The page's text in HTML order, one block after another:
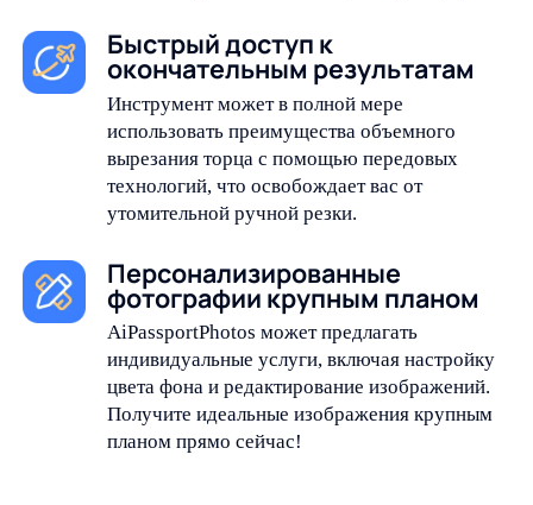
Быстрый доступ к
окончательным результатам
Инструмент может в полной мере
использовать преимущества объемного
вырезания торца с помощью передовых
технологий, что освобождает вас от
утомительной ручной резки.
Персонализированные
фотографии крупным планом
AiPassportPhotos может предлагать
индивидуальные услуги, включая настройку
цвета фона и редактирование изображений.
Получите идеальные изображения крупным
планом прямо сейчас!